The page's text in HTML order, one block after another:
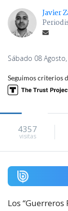
Javier
Sábado 08
Seguimos criterios
4357
visitas
Los “Guerreros